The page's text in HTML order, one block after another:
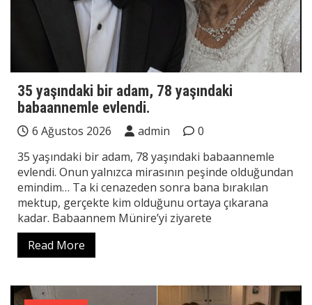
35 yaşındaki bir adam, 78 yaşındaki
babaannemle evlendi.
6 Ağustos 2026 admin
0
35 yaşındaki bir adam, 78 yaşındaki babaannemle
evlendi. Onun yalnızca mirasının peşinde olduğundan
emindim… Ta ki cenazeden sonra bana bırakılan
mektup, gerçekte kim olduğunu ortaya çıkarana
kadar. Babaannem Münire’yi ziyarete
Read More